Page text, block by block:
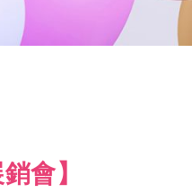
會】